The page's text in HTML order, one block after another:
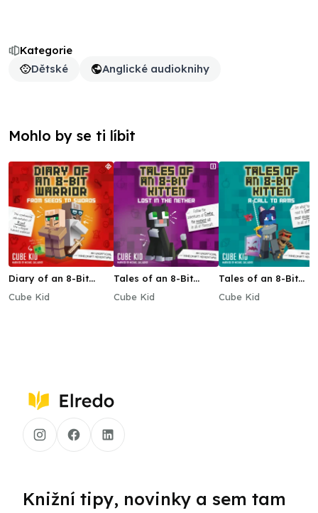
Kategorie
Dětské
Anglické audioknihy
Mohlo by se ti líbit
Diary of an 8-Bit
to Swords
Cube Kid
Tales of an 8-Bit
Nether
Cube Kid
Tales of an 8-Bit
Cube Kid
Knižní tipy, novinky a sem tam